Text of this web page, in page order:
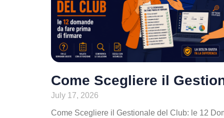
Come Scegliere il
July 17, 2026
Come Scegliere il Gestionale del Club: le 12